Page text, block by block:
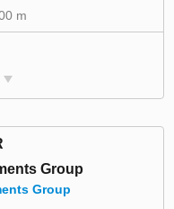
m
Group
Group